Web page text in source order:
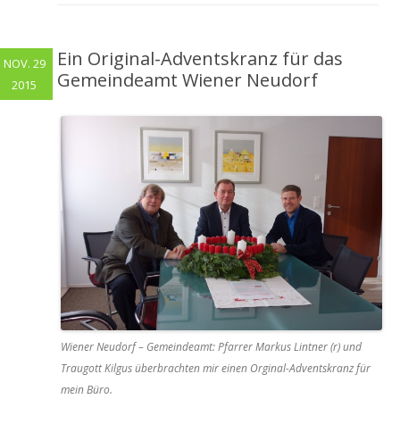
Ein Original-Adventskranz für das
Gemeindeamt Wiener Neudorf
Wiener Neudorf – Gemeindeamt: Pfarrer Markus Lintner (r) und
Traugott Kilgus überbrachten mir einen Orginal-Adventskranz für
mein Büro.
NOV. 29
2015